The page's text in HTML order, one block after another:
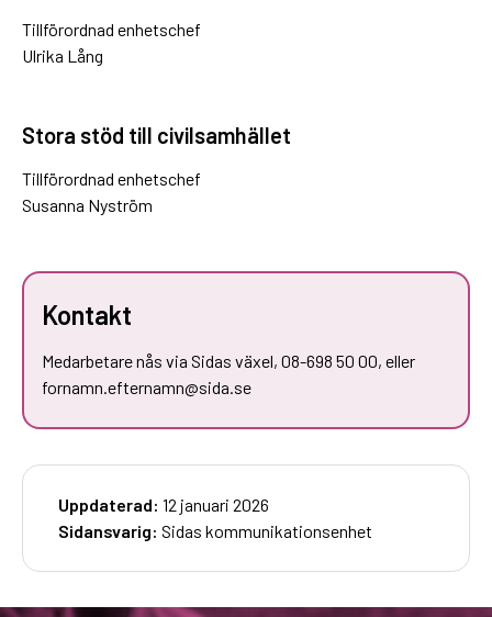
Tillförordnad enhetschef
Ulrika Lång
Stora stöd till civilsamhället
Tillförordnad enhetschef
Susanna Nyström
Kontakt
Medarbetare nås via Sidas växel, 08-698 50 00, eller
fornamn.efternamn@sida.se
Uppdaterad: 12 januari 2026
Sidansvarig: Sidas kommunikationsenhet